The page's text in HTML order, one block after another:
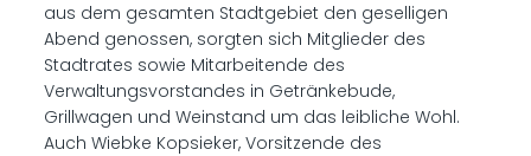
aus dem gesamten Stadtgebiet den geselligen
Abend genossen, sorgten sich Mitglieder des
Stadtrates sowie Mitarbeitende des
Verwaltungsvorstandes in Getränkebude,
Grillwagen und Weinstand um das leibliche Wohl.
Auch Wiebke Kopsieker, Vorsitzende des